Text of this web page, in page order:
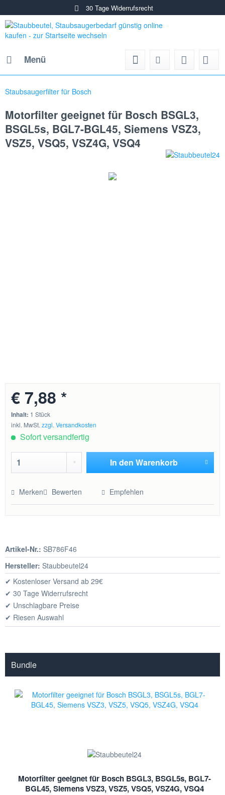
30 Tage Widerrufsrecht
Menü
Staubsaugerfilter für Bosch
Motorfilter geeignet für Bosch BSGL3,
BSGL5s, BGL7-BGL45, Siemens VSZ3,
VSZ5, VSQ5, VSZ4G, VSQ4
€ 7,88 *
Inhalt: 1 Stück
inkl. MwSt.zzgl. Versandkosten
Sofort versandfertig
In den Warenkorb
Merken Bewerten Empfehlen
Artikel-Nr.: SB786F46
Hersteller: Staubbeutel24
✔ Kostenloser Versand ab 29€
✔ 30 Tage Widerrufsrecht
✔ Unschlagbare Preise
✔ Riesen Auswahl
Bundle
Motorfilter geeignet für Bosch BSGL3, BSGL5s, BGL7-
BGL45, Siemens VSZ3, VSZ5, VSQ5, VSZ4G, VSQ4